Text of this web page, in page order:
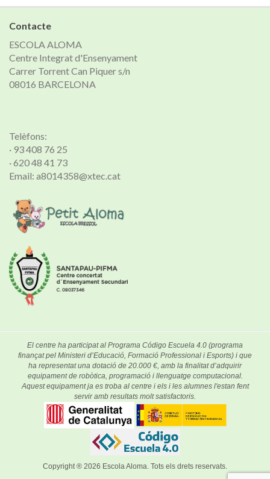
notícies
Contacte
ESCOLA ALOMA
Centre Integrat d'Ensenyament
Carrer Torrent Can Piquer s/n
08016 BARCELONA
Telèfons:
· 93 408 76 25
· 620 48 41 73
Email: a8014358@xtec.cat
El centre ha participat al Programa Código Escuela 4.0 (programa
finançat pel Ministeri d’Educació, Formació Professional i Esports) i que
ha representat una dotació de 20.000 €, amb la finalitat d’adquirir
equipament de robòtica, programació i llenguatge computacional.
Aquest equipament ja es troba al centre i els i les alumnes l'estan fent
servir amb resultats molt satisfactoris.
Copyright ® 2026 Escola Aloma. Tots els drets reservats.